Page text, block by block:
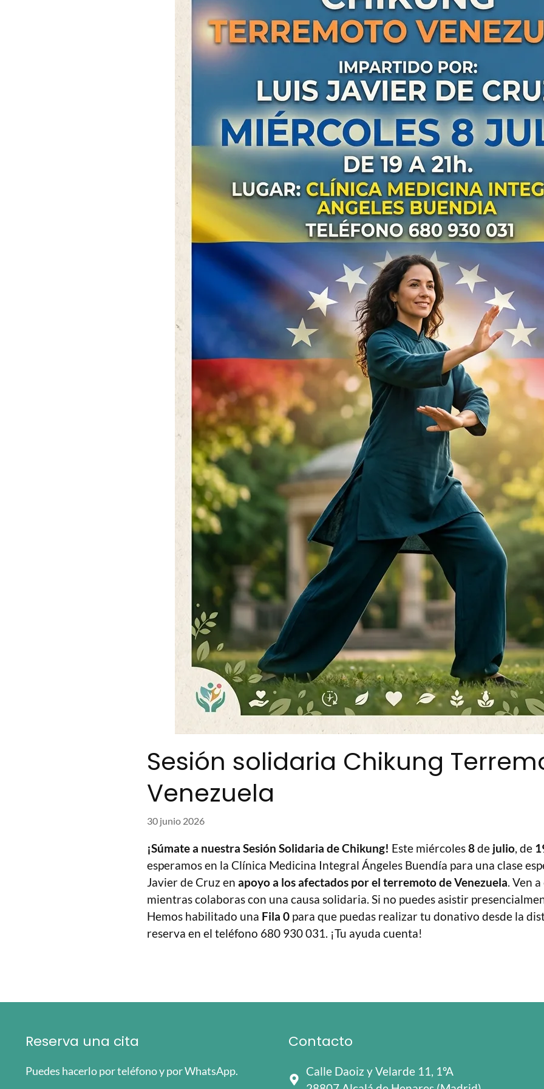
Sesión solidaria Chikung
Venezuela
30 junio 2026
¡Súmate a nuestra Sesión Solidaria de Chikung! Este miércoles8de julio, de
esperamos en la Clínica Medicina Integral Ángeles Buendía para una clase
Javier de Cruz en apoyo a los afectados por el terremoto de Venezuela. Ven
mientras colaboras con una causa solidaria. Si no puedes asistir
Hemos habilitado una Fila 0 para que puedas realizar tu donativo desde la
reserva en el teléfono 680 930 031. ¡Tu ayuda cuenta!
Reserva una cita
Puedes hacerlo por teléfono y por WhatsApp.
Contacto
Calle Daoiz y Velarde 11, 1ºA